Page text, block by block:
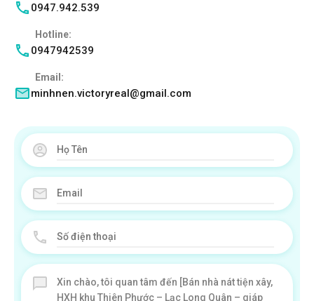
0947.942.539
Hotline:
0947942539
Email:
minhnen.victoryreal@gmail.com